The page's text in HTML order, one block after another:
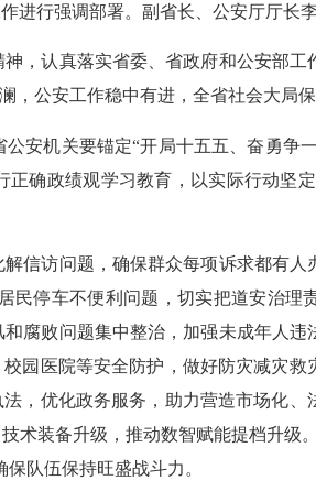
行强调部署。副省长、公安厅厅长
认真落实省委、省政府和公安部工
公安工作稳中有进，全省社会大局保
机关要锚定“开局十五五、奋勇争一
确政绩观学习教育，以实际行动坚
访问题，确保群众每项诉求都有人
停车不便利问题，切实把道安治理
腐败问题集中整治，加强未成年人
园医院等安全防护，做好防灾减灾
，优化政务服务，助力营造市场化、
术装备升级，推动数智赋能提档升级
队伍保持旺盛战斗力。